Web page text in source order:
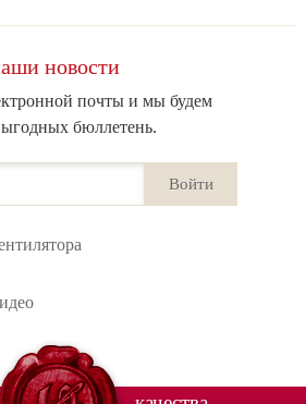
новости
почты и мы будем
бюллетень.
Войти